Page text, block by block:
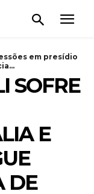
em presídio
SOFRE
E
DE